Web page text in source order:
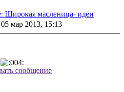
Широкая масленица- идеи
05 мар 2013, 15:13